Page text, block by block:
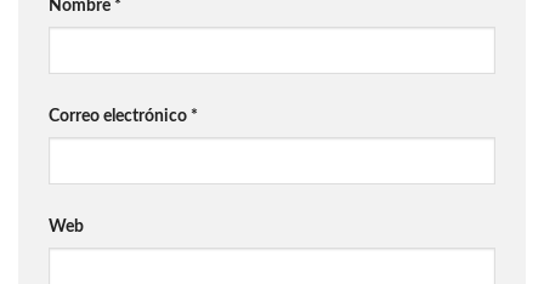
Nombre *
Correo electrónico *
Web